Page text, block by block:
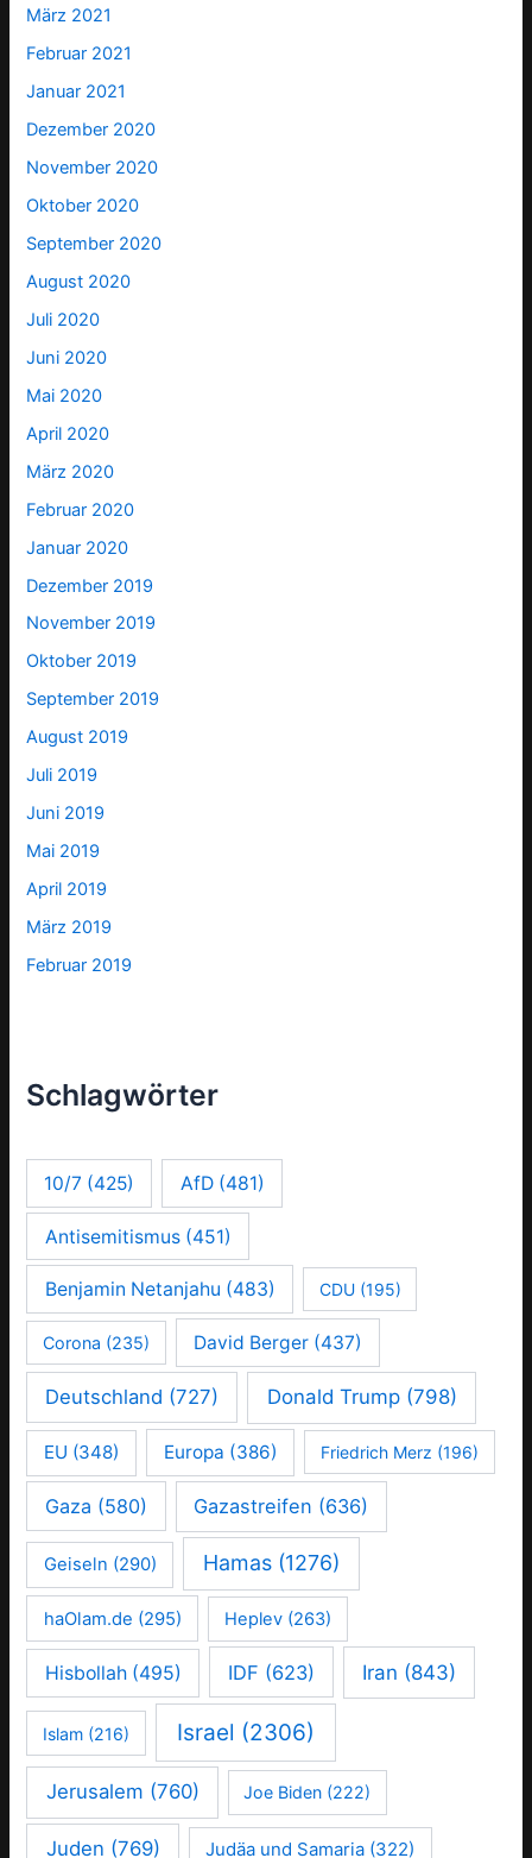
März 2021
Februar 2021
Januar 2021
Dezember 2020
November 2020
Oktober 2020
September 2020
August 2020
Juli 2020
Juni 2020
Mai 2020
April 2020
März 2020
Februar 2020
Januar 2020
Dezember 2019
November 2019
Oktober 2019
September 2019
August 2019
Juli 2019
Juni 2019
Mai 2019
April 2019
März 2019
Februar 2019
Schlagwörter
10/7 (425) AfD(481)
Antisemitismus(451)
Benjamin Netanjahu (483) CDU(195)
Corona (235) David Berger (437)
Deutschland (727) Donald Trump(798)
EU (348) Europa (386) Friedrich Merz (196)
Gaza (580) Gazastreifen (636)
Geiseln (290) Hamas (1276)
haOlam.de (295) Heplev (263)
Hisbollah(495) IDF (623) Iran (843)
Islam (216) Israel (2306)
Jerusalem (760) Joe Biden (222)
Juden (769) Judäa und Samaria (322)